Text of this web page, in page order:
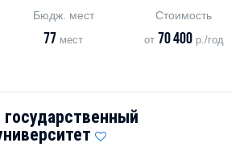
Бюдж. мест
77 мест
Стоимость
от 70 400р./год